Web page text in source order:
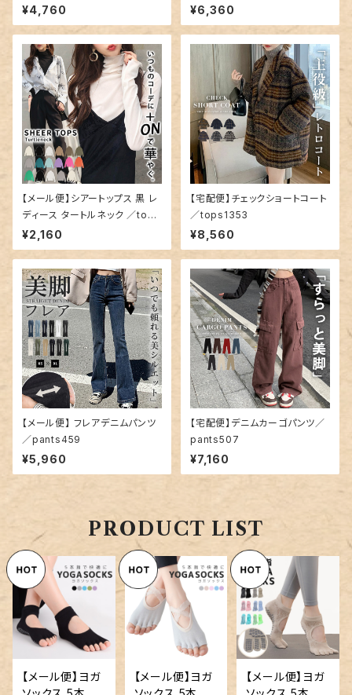
¥4,760
ク／tops1337
¥6,360
【メール便】シアートップス 黒 レ
ディース タートルネック ／tops
1442
¥2,160
【宅配便】チェックショートコート
／tops1353
¥8,560
【メール便】 フレアデニムパンツ
／pants459
¥5,960
【宅配便】デニムカーゴパンツ／
pants507
¥7,160
PRODUCT LIST
【メール便】ヨガ
【メール便】ヨガ
【メール便】ヨガ